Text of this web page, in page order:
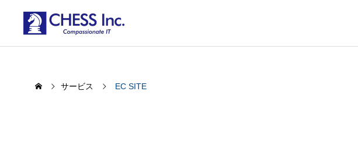
サービス EC SITE